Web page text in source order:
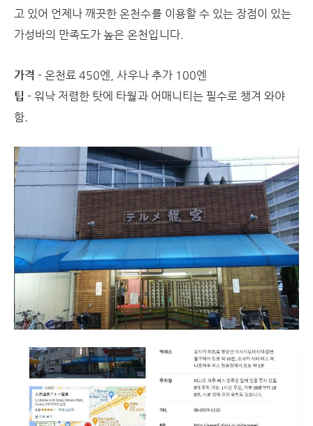
고 있어 언제나 깨끗한 온천수를 이용할 수 있는 장점이 있는
가성바의 만족도가 높은 온천입니다.
가격 - 온천료 450엔, 사우나 추가 100엔
팁 - 워낙 저렴한 탓에 타월과 어매니티는 필수로 챙겨 와야
함.